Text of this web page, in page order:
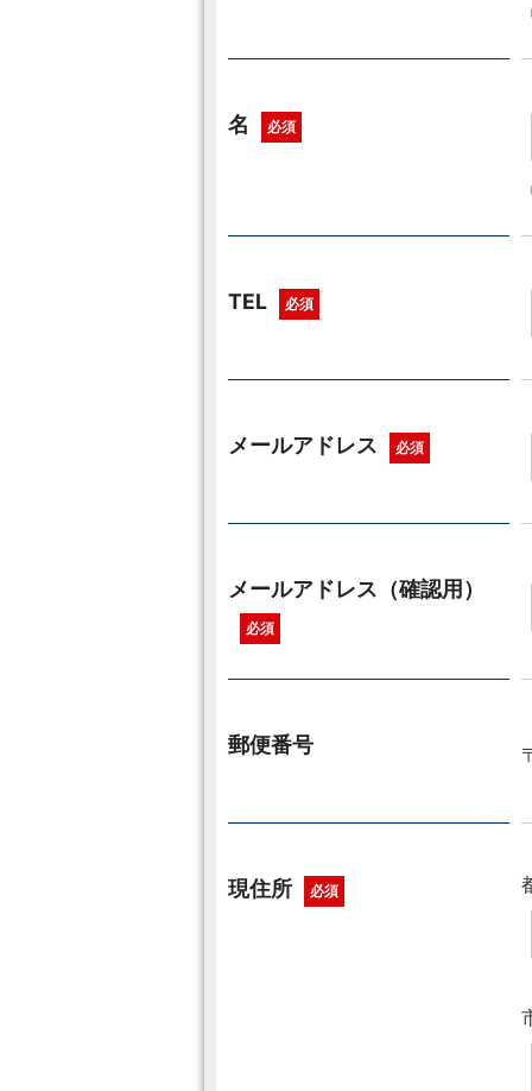
名 必須
TEL 必須
メールアドレス 必須
メールアドレス（確認用）
必須
郵便番号
現住所 必須